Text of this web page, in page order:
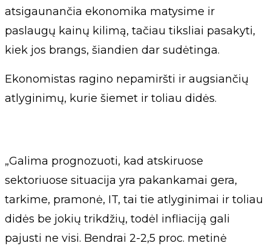
atsigaunančia ekonomika matysime ir
paslaugų kainų kilimą, tačiau tiksliai pasakyti,
kiek jos brangs, šiandien dar sudėtinga.
Ekonomistas ragino nepamiršti ir augsiančių
atlyginimų, kurie šiemet ir toliau didės.
„Galima prognozuoti, kad atskiruose
sektoriuose situacija yra pakankamai gera,
tarkime, pramonė, IT, tai tie atlyginimai ir toliau
didės be jokių trikdžių, todėl infliaciją gali
pajusti ne visi. Bendrai 2-2,5 proc. metinė